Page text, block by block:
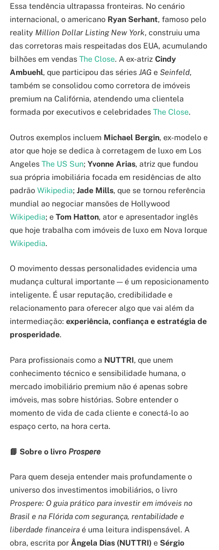
Essa tendência ultrapassa fronteiras. No cenário
internacional, o americano Ryan Serhant, famoso pelo
reality Million Dollar Listing New York, construiu uma
das corretoras mais respeitadas dos EUA, acumulando
bilhões em vendas The Close. A ex-atriz Cindy
Ambuehl, que participou das séries JAG e Seinfeld,
também se consolidou como corretora de imóveis
premium na Califórnia, atendendo uma clientela
formada por executivos e celebridades The Close.
Outros exemplos incluem Michael Bergin, ex-modelo e
ator que hoje se dedica à corretagem de luxo em Los
Angeles The US Sun; Yvonne Arias, atriz que fundou
sua própria imobiliária focada em residências de alto
padrão Wikipedia; Jade Mills, que se tornou referência
mundial ao negociar mansões de Hollywood
Wikipedia; e Tom Hatton, ator e apresentador inglês
que hoje trabalha com imóveis de luxo em Nova Iorque
Wikipedia.
O movimento dessas personalidades evidencia uma
mudança cultural importante — é um reposicionamento
inteligente. É usar reputação, credibilidade e
relacionamento para oferecer algo que vai além da
intermediação: experiência, confiança e estratégia de
prosperidade.
Para profissionais como a NUTTRI, que unem
conhecimento técnico e sensibilidade humana, o
mercado imobiliário premium não é apenas sobre
imóveis, mas sobre histórias. Sobre entender o
momento de vida de cada cliente e conectá-lo ao
espaço certo, na hora certa.
📘 Sobre o livro Prospere
Para quem deseja entender mais profundamente o
universo dos investimentos imobiliários, o livro
Prospere: O guia prático para investir em imóveis no
Brasil e na Flórida com segurança, rentabilidade e
liberdade financeira é uma leitura indispensável. A
obra, escrita por Ângela Dias (NUTTRI) e Sérgio